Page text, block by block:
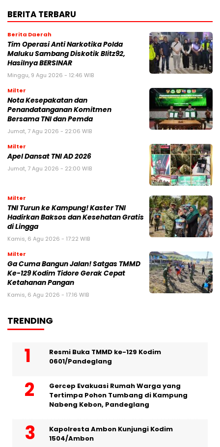
BERITA TERBARU
Berita Daerah
Tim Operasi Anti Narkotika Polda
Maluku Sambang Diskotik Blitz92,
Hasilnya BERSINAR
Minggu, 9 Agu 2026 - 12:46 WIB
Milter
Nota Kesepakatan dan
Penandatanganan Komitmen
Bersama TNI dan Pemda
Jumat, 7 Agu 2026 - 22:06 WIB
Milter
Apel Dansat TNI AD 2026
Jumat, 7 Agu 2026 - 22:00 WIB
Milter
TNI Turun ke Kampung! Kaster TNI
Hadirkan Baksos dan Kesehatan Gratis
di Lingga
Kamis, 6 Agu 2026 - 17:22 WIB
Milter
Ga Cuma Bangun Jalan! Satgas TMMD
Ke-129 Kodim Tidore Gerak Cepat
Ketahanan Pangan
Kamis, 6 Agu 2026 - 17:16 WIB
TRENDING
Resmi Buka TMMD ke-129 Kodim
0601/Pandeglang
Gercep Evakuasi Rumah Warga yang
Tertimpa Pohon Tumbang di Kampung
Nabeng Kebon, Pandeglang
Kapolresta Ambon Kunjungi Kodim
1504/Ambon